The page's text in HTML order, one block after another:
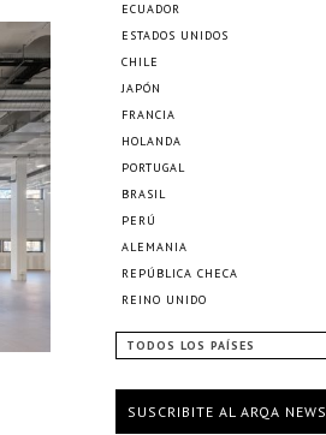
ECUADOR
ESTADOS UNIDOS
CHILE
JAPÓN
FRANCIA
HOLANDA
PORTUGAL
BRASIL
PERÚ
ALEMANIA
REPÚBLICA CHECA
REINO UNIDO
TODOS LOS PAÍSES
SUSCRIBITE AL ARQA NEWS